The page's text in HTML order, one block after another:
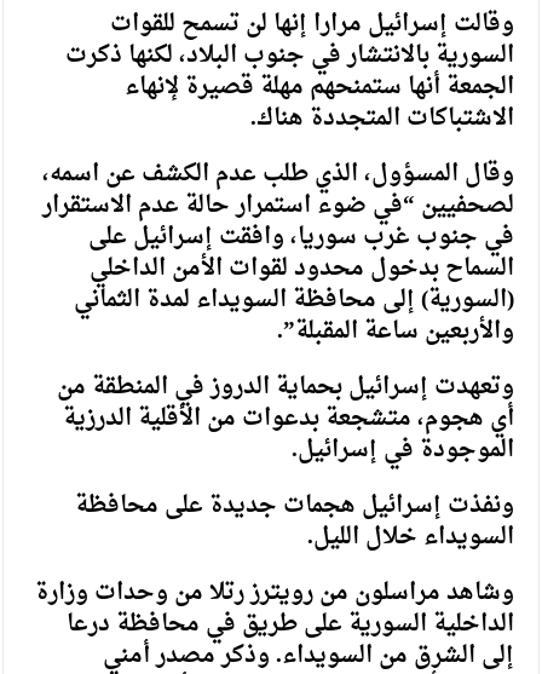
وقالت إسرائيل مرارا إنها لن تسمح للقوات
السورية بالانتشار في جنوب البلاد، لكنها ذكرت
الجمعة أنها ستمنحهم مهلة قصيرة لإنهاء
الاشتباكات المتجددة هناك.
وقال المسؤول، الذي طلب عدم الكشف عن اسمه،
لصحفيين “في ضوء استمرار حالة عدم الاستقرار
في جنوب غرب سوريا، وافقت إسرائيل على
السماح بدخول محدود لقوات الأمن الداخلي
(السورية) إلى محافظة السويداء لمدة الثماني
والأربعين ساعة المقبلة”.
وتعهدت إسرائيل بحماية الدروز في المنطقة من
أي هجوم، متشجعة بدعوات من الأقلية الدرزية
الموجودة في إسرائيل.
ونفذت إسرائيل هجمات جديدة على محافظة
السويداء خلال الليل.
وشاهد مراسلون من رويترز رتلا من وحدات وزارة
الداخلية السورية على طريق في محافظة درعا
إلى الشرق من السويداء. وذكر مصدر أمني